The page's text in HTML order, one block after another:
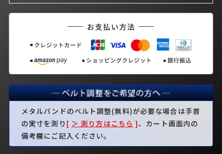
メタルバンドのベルト調整(無料)が必要な場合は手首
の実寸を測り [ ＞ 測り方はこちら ]、カート画面内の
備考欄にご記入ください。